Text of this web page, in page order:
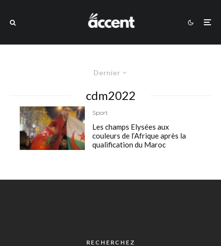
Dernier
cdm2022
Sport
Les champs Elysées aux
couleurs de l’Afrique après la
qualification du Maroc
RECHERCHEZ